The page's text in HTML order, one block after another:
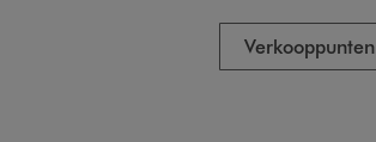
Verkooppunten